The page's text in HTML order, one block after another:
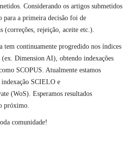
Considerando os artigos submetidos
para a primeira decisão foi de
(correções, rejeição, aceite etc.).
tem continuamente progredido nos índices
(ex. Dimension AI), obtendo indexações
SCOPUS. Atualmente estamos
SCIELO e
(WoS). Esperamos resultados
próximo.
comunidade!